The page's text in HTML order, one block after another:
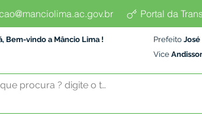
Portal da
Bem-vindo a Mâncio Lima ! Prefeito José
Vice